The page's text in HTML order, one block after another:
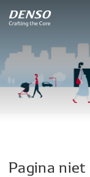
Pagina niet